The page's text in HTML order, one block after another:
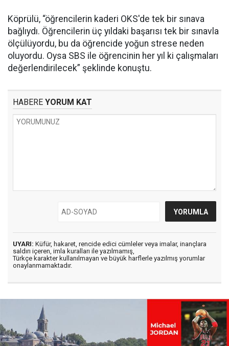
Köprülü, “öğrencilerin kaderi OKS'de tek bir sınava
bağlıydı. Öğrencilerin üç yıldaki başarısı tek bir sınavla
ölçülüyordu, bu da öğrencide yoğun strese neden
oluyordu. Oysa SBS ile öğrencinin her yıl ki çalışmaları
değerlendirilecek” şeklinde konuştu.
HABERE YORUM KAT
UYARI: Küfür, hakaret, rencide edici cümleler veya imalar, inançlara
saldırı içeren, imla kuralları ile yazılmamış,
Türkçe karakter kullanılmayan ve büyük harflerle yazılmış yorumlar
onaylanmamaktadır.